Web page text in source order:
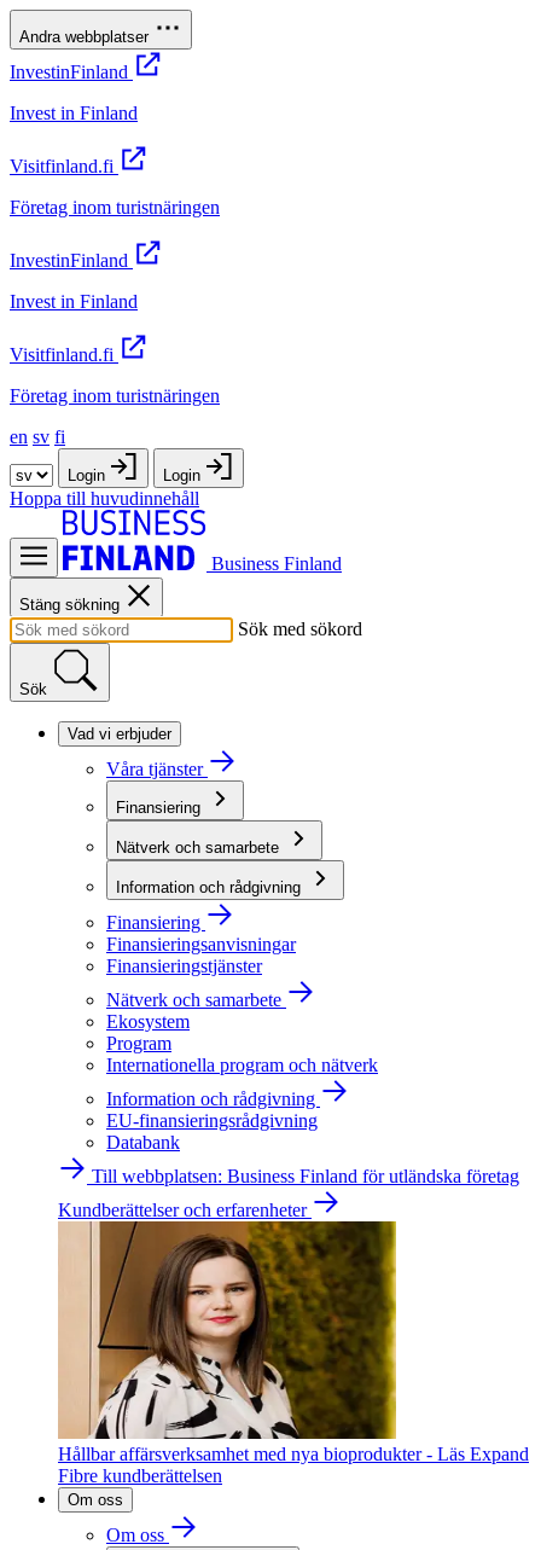
Andra webbplatser
InvestinFinland
Invest in Finland
Visitfinland.fi
Företag inom turistnäringen
InvestinFinland
Invest in Finland
Visitfinland.fi
Företag inom turistnäringen
en sv fi
Login Login
Hoppa till huvudinnehåll
Business Finland
Stäng sökning
Sök med sökord
Sök
Vad vi erbjuder
Våra tjänster
Finansiering
Nätverk och samarbete
Information och rådgivning
Finansiering
Finansieringsanvisningar
Finansieringstjänster
Nätverk och samarbete
Ekosystem
Program
Internationella program och nätverk
Information och rådgivning
EU-finansieringsrådgivning
Databank
Till webbplatsen: Business Finland för utländska företag
Kundberättelser och erfarenheter
Hållbar affärsverksamhet med nya bioprodukter - Läs Expand
Fibre kundberättelsen
Om oss
Om oss